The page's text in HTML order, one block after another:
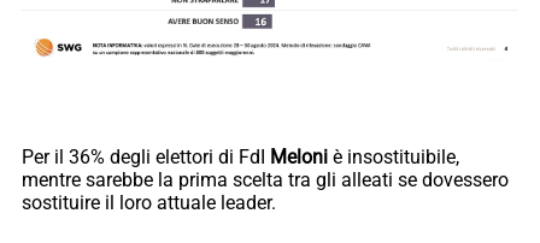
Per il 36% degli elettori di FdI Meloni è insostituibile,
mentre sarebbe la prima scelta tra gli alleati se dovessero
sostituire il loro attuale leader.